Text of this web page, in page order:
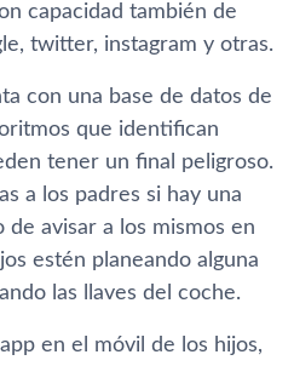
capacidad también de
twitter, instagram y otras.
con una base de datos de
que identifican
tener un final peligroso.
a los padres si hay una
avisar a los mismos en
estén planeando alguna
las llaves del coche.
en el móvil de los hijos,